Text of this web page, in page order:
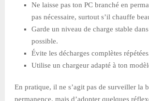
Ne laisse pas ton PC branché en
pas nécessaire, surtout s’il chauffe
Garde un niveau de charge stable
possible.
Évite les décharges complètes
Utilise un chargeur adapté à ton
En pratique, il ne s’agit pas de surveiller la
permanence, mais d’adopter quelques